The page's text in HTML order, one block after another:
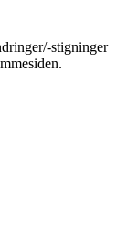
stigninger